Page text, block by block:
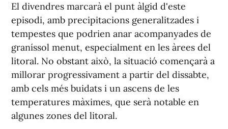
El divendres marcarà el punt àlgid d'este
episodi, amb precipitacions generalitzades i
tempestes que podrien anar acompanyades de
graníssol menut, especialment en les àrees del
litoral. No obstant això, la situació començarà a
millorar progressivament a partir del dissabte,
amb cels més buidats i un ascens de les
temperatures màximes, que serà notable en
algunes zones del litoral.